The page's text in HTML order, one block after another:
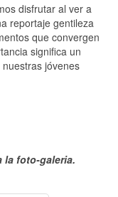
disfrutar al ver a
reportaje gentileza
que convergen
significa un
jóvenes
la foto-galeria.